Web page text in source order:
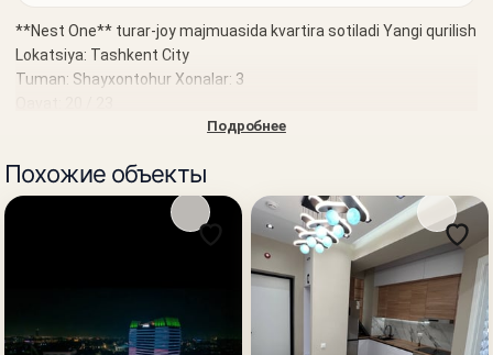
**Nest One** turar-joy majmuasida kvartira sotiladi Yangi qurilish
Lokatsiya: Tashkent City
Tuman: Shayxontohur Xonalar: 3
Maydon: 73 m² Ko‘rinish: Hilton va parkka panoramali Holati: yevro
Mebel va texnika bilan to‘liq jihozlangan Narxi: 345 000 u.e.,
savdolashish mumkin Yuqori darajadagi servis va xavfsizlikka ega
premium turar-joy majmuasidagi zamonaviy kvartira. Panoramali
manzaralar, zamonaviy interyer va nufuzli lokatsiya ushbu
obyektni ham yashash, ham ko‘chmas mulkning elita segmentiga
investitsiya uchun likvid variantga aylantiradi.
Agar siz poytaxtning eng nufuzli va tanilgan turar-joy
majmualaridan birida Toshkentda kvartira sotib olmoqchi
Подробнее
Похожие объекты